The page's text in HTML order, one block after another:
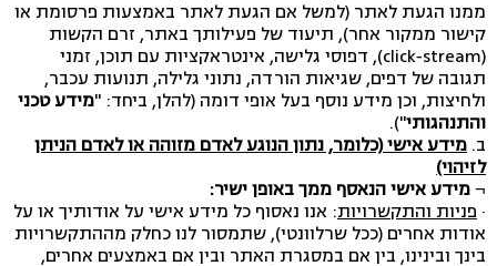
ממנו הגעת לאתר (למשל אם הגעת לאתר באמצעות פרסומת או
קישור ממקור אחר), תיעוד של פעילותך באתר, זרם הקשות
(click‑stream), דפוסי גלישה, אינטראקציות עם תוכן, זמני
תגובה של דפים, שגיאות הורדה, נתוני גלילה, תנועות עכבר,
ולחיצות, וכן מידע נוסף בעל אופי דומה (להלן, ביחד: "מידע טכני
והתנהגותי").
ב. מידע אישי (כלומר, נתון הנוגע לאדם מזוהה או לאדם הניתן
לזיהוי)
¬ מידע אישי הנאסף ממך באופן ישיר:
· פניות והתקשרויות: אנו נאסוף כל מידע אישי על אודותיך או על
אודות אחרים (ככל שרלוונטי), שתמסור לנו כחלק מההתקשרויות
בינך ובינינו, בין אם במסגרת האתר ובין אם באמצעים אחרים,